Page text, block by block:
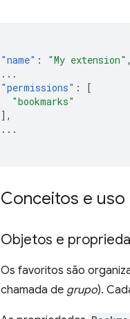
"name" : "My extension" ,
...
"permissions" :
[
"bookmarks"
],
...
Conceitos e uso
Objetos e
Os favoritos são
chamada de grupo).